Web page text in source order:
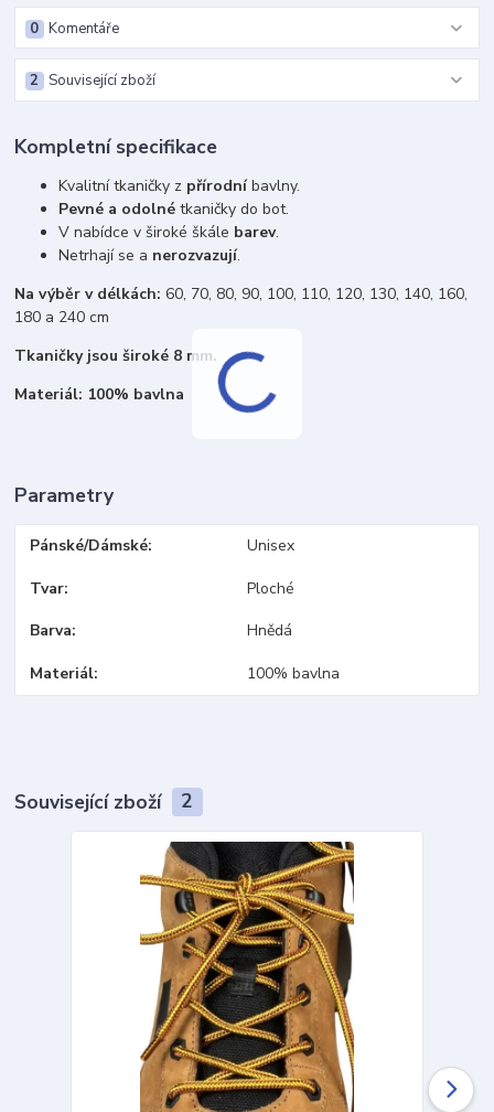
Komentáře
0
Související zboží
2
Kompletní specifikace
Kvalitní tkaničky z přírodníbavlny.
Pevné a odolnétkaničky do bot.
V nabídce v široké škále barev.
Netrhají se a nerozvazují.
Na výběr v délkách: 60, 70, 80, 90, 100, 110, 120, 130, 140, 160,
180 a 240 cm
Tkaničky jsou široké 8 mm.
Materiál: 100% bavlna
Parametry
Pánské/Dámské Unisex
Tvar Ploché
Barva Hnědá
Materiál 100% bavlna
Související zboží 2